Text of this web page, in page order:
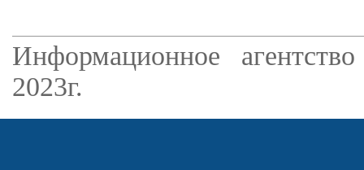
Информационное
2023г.